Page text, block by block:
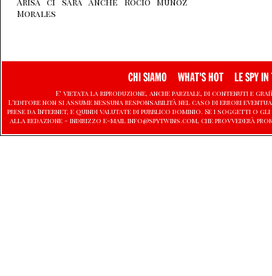
Morales
CHI SIAMO WHAT'S HOT LE SPY IN
E' vietata la riproduzione, anche parziale, di contenuti e
L'editore non si assume nessuna responsabilità nel caso di errori
prese da Internet, e quindi valutate di pubblico dominio. Se i soggetti
alla redazione - indirizzo e-mail info@spytwins.com, che provvederà